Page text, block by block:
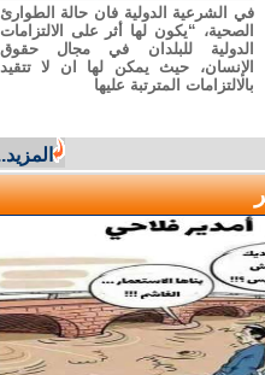
في الشرعية الدولية فان حالة الطوارئ
الصحية، “يكون لها أثر على الالتزامات
الدولية للبلدان في مجال حقوق
الإنسان، حيث يمكن لها ان لا تتقيد
بالالتزامات المترتبة عليها
المزيد...